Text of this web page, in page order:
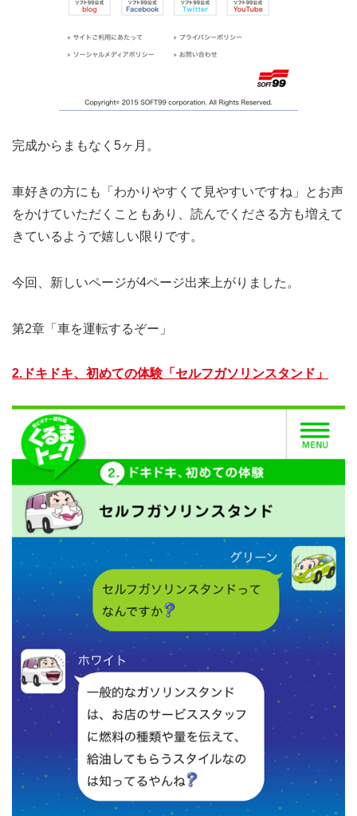
完成からまもなく5ヶ月。
車好きの方にも「わかりやすくて見やすいですね」とお声
をかけていただくこともあり、読んでくださる方も増えて
きているようで嬉しい限りです。
今回、新しいページが4ページ出来上がりました。
第2章「車を運転するぞー」
2.ドキドキ、初めての体験「セルフガソリンスタンド」